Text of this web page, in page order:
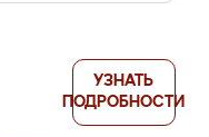
УЗНАТЬ
ПОДРОБНОСТИ